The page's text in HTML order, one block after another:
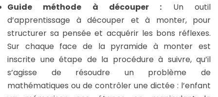
Guide méthode à découper : Un outil
d’apprentissage à découper et à monter, pour
structurer sa pensée et acquérir les bons réflexes.
Sur chaque face de la pyramide à monter est
inscrite une étape de la procédure à suivre, qu’il
s’agisse de résoudre un problème de
mathématiques ou de contrôler une dictée : l’enfant